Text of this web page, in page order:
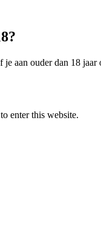
je aan ouder dan 18
enter this website.